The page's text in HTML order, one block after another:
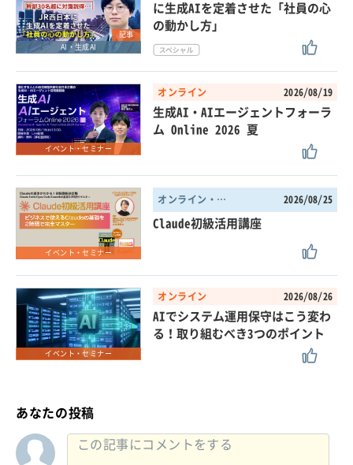
記事
AI・生成AI
に生成AIを定着させた「社員の心
の動かし方」
イベント・セミナー
オンライン 2026/08/19
生成AI・AIエージェントフォーラ
ム Online 2026 夏
イベント・セミナー
オンライン・東京都 2026/08/25
Claude初級活用講座
イベント・セミナー
オンライン 2026/08/26
AIでシステム運用保守はこう変わ
る！取り組むべき3つのポイント
あなたの投稿